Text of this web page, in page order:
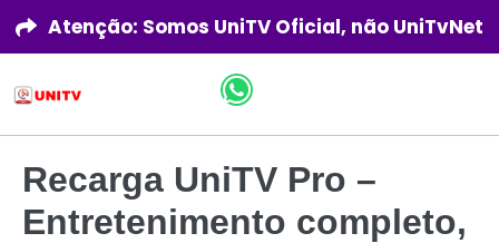
Atenção: Somos UniTV Oficial, não UniTvNet
Recarga UniTV Pro –
Entretenimento completo,